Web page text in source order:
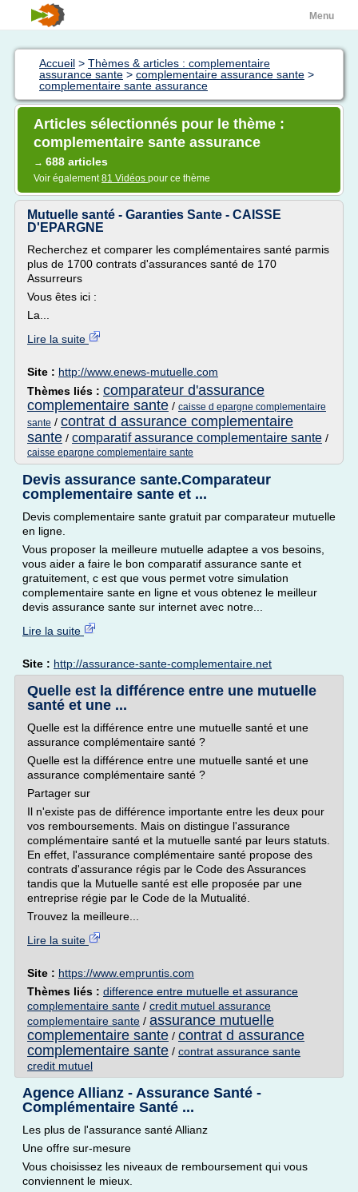
Menu
Accueil > Thèmes & articles : complementaire
assurance sante > complementaire assurance sante >
complementaire sante assurance
Articles sélectionnés pour le thème :
complementaire sante assurance
→ 688 articles
Voir également81 Vidéos pour ce thème
Mutuelle santé - Garanties Sante - CAISSE
D'EPARGNE
Recherchez et comparer les complémentaires santé parmis
plus de 1700 contrats d'assurances santé de 170
Assurreurs
Vous êtes ici :
La...
Lire la suite
Site : http://www.enews-mutuelle.com
Thèmes liés : comparateur d'assurance
complementaire sante / caisse d epargne complementaire
sante / contrat d assurance complementaire
sante / comparatif assurance complementaire sante /
caisse epargne complementaire sante
Devis assurance sante.Comparateur
complementaire sante et ...
Devis complementaire sante gratuit par comparateur mutuelle
en ligne.
Vous proposer la meilleure mutuelle adaptee a vos besoins,
vous aider a faire le bon comparatif assurance sante et
gratuitement, c est que vous permet votre simulation
complementaire sante en ligne et vous obtenez le meilleur
devis assurance sante sur internet avec notre...
Lire la suite
Site : http://assurance-sante-complementaire.net
Quelle est la différence entre une mutuelle
santé et une ...
Quelle est la différence entre une mutuelle santé et une
assurance complémentaire santé ?
Quelle est la différence entre une mutuelle santé et une
assurance complémentaire santé ?
Partager sur
Il n'existe pas de différence importante entre les deux pour
vos remboursements. Mais on distingue l'assurance
complémentaire santé et la mutuelle santé par leurs statuts.
En effet, l'assurance complémentaire santé propose des
contrats d'assurance régis par le Code des Assurances
tandis que la Mutuelle santé est elle proposée par une
entreprise régie par le Code de la Mutualité.
Trouvez la meilleure...
Lire la suite
Site : https://www.empruntis.com
Thèmes liés : difference entre mutuelle et assurance
complementaire sante / credit mutuel assurance
complementaire sante / assurance mutuelle
complementaire sante / contrat d assurance
complementaire sante / contrat assurance sante
credit mutuel
Agence Allianz - Assurance Santé -
Complémentaire Santé ...
Les plus de l'assurance santé Allianz
Une offre sur-mesure
Vous choisissez les niveaux de remboursement qui vous
conviennent le mieux.